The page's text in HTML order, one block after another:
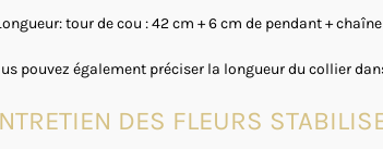
tour de cou : 42 cm + 6 cm de pendant +
pouvez également préciser la longueur du collier
DES FLEURS